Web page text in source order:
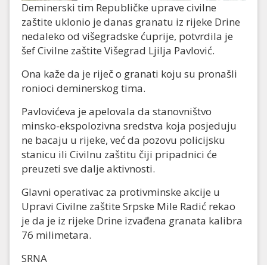
Deminerski tim Republičke uprave civilne
zaštite uklonio je danas granatu iz rijeke Drine
nedaleko od višegradske ćuprije, potvrdila je
šef Civilne zaštite Višegrad Ljilja Pavlović.
Ona kaže da je riječ o granati koju su pronašli
ronioci deminerskog tima.
Pavlovićeva je apelovala da stanovništvo
minsko-ekspolozivna sredstva koja posjeduju
ne bacaju u rijeke, već da pozovu policijsku
stanicu ili Civilnu zaštitu čiji pripadnici će
preuzeti sve dalje aktivnosti.
Glavni operativac za protivminske akcije u
Upravi Civilne zaštite Srpske Mile Radić rekao
je da je iz rijeke Drine izvađena granata kalibra
76 milimetara.
SRNA